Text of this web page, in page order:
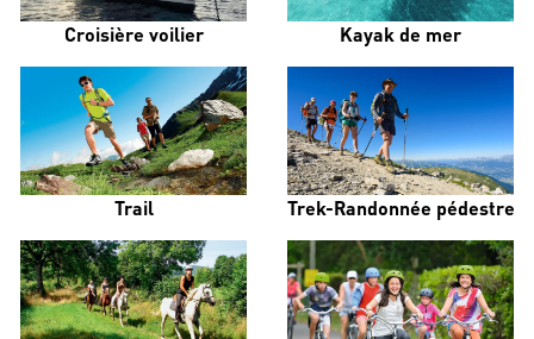
Croisière voilier Kayak de mer
Trail Trek-Randonnée pédestre